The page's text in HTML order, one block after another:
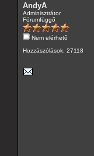
AndyA
Adminisztrátor
Fórumfüggő
Nem elérhető
Hozzászólások: 27118